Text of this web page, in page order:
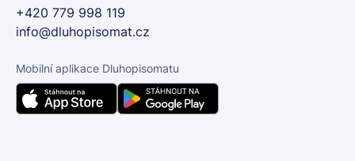
+420 779 998 119
info@dluhopisomat.cz
Mobilní aplikace Dluhopisomatu